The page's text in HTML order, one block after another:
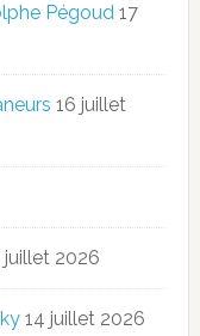
Pégoud 17
16 juillet
juillet 2026
14 juillet 2026